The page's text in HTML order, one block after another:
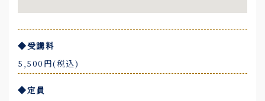
◆受講料
5,500円(税込)
◆定員